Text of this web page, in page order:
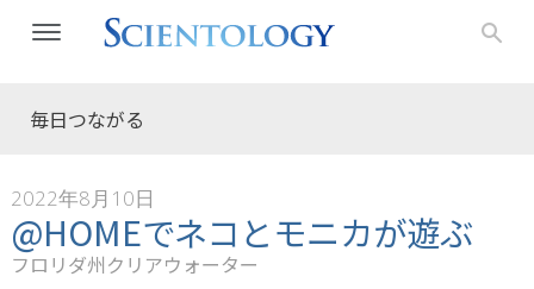
毎日つながる
2022年8月10日
@HOMEでネコとモニカが遊ぶ
フロリダ州クリアウォーター